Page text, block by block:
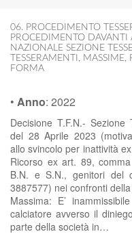
06. PROCEDIMENTO
PROCEDIMENTO DAVANTI
NAZIONALE SEZIONE
TESSERAMENTI , MASSIME,
FORMA
• Anno: 2022
Decisione T.F.N.-
del 28 Aprile 2023
allo svincolo per inattività
Ricorso ex art. 89,
B.N. e S.N., genitori del
3887577) nei confronti
Massima: E’
calciatore avverso il
parte della società in…